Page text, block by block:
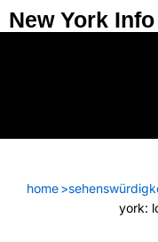
New York Info
home >
york: